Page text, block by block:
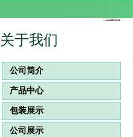
关于我们
公司简介
产品中心
包装展示
公司展示